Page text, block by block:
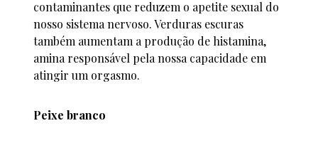
contaminantes que reduzem o apetite sexual do
nosso sistema nervoso. Verduras escuras
também aumentam a produção de histamina,
amina responsável pela nossa capacidade em
atingir um orgasmo.
Peixe branco